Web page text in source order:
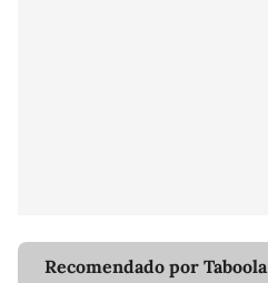
Recomendado por Taboola